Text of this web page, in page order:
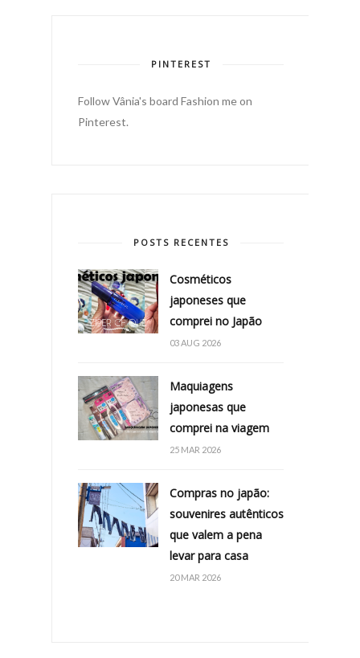
PINTEREST
Follow Vânia's board Fashion me on
Pinterest.
POSTS RECENTES
Cosméticos
japoneses que
comprei no Japão
03 AUG 2026
Maquiagens
japonesas que
comprei na viagem
25 MAR 2026
Compras no japão:
souvenires autênticos
que valem a pena
levar para casa
20 MAR 2026